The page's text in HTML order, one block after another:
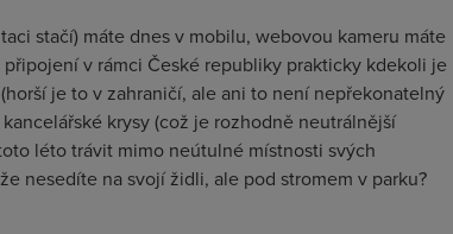
stačí) máte dnes v mobilu, webovou kameru máte
v rámci České republiky prakticky kdekoli je
je to v zahraničí, ale ani to není nepřekonatelný
krysy (což je rozhodně neutrálnější
léto trávit mimo neútulné místnosti svých
nesedíte na svojí židli, ale pod stromem v parku?